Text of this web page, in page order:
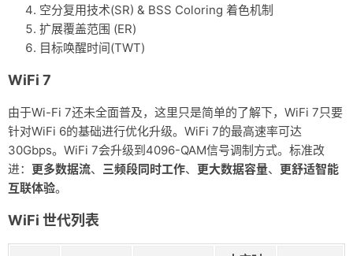
空分复用技术(SR) & BSS Coloring 着色机制
扩展覆盖范围 (ER)
目标唤醒时间(TWT)
WiFi 7
由于Wi-Fi 7还未全面普及，这里只是简单的了解下，WiFi 7只要
针对WiFi 6的基础进行优化升级。WiFi 7的最高速率可达
30Gbps。WiFi 7会升级到4096-QAM信号调制方式。标准改
进： 更多数据流、 三频段同时工作、 更大数据容量、 更舒适智能
互联体验。
WiFi 世代列表